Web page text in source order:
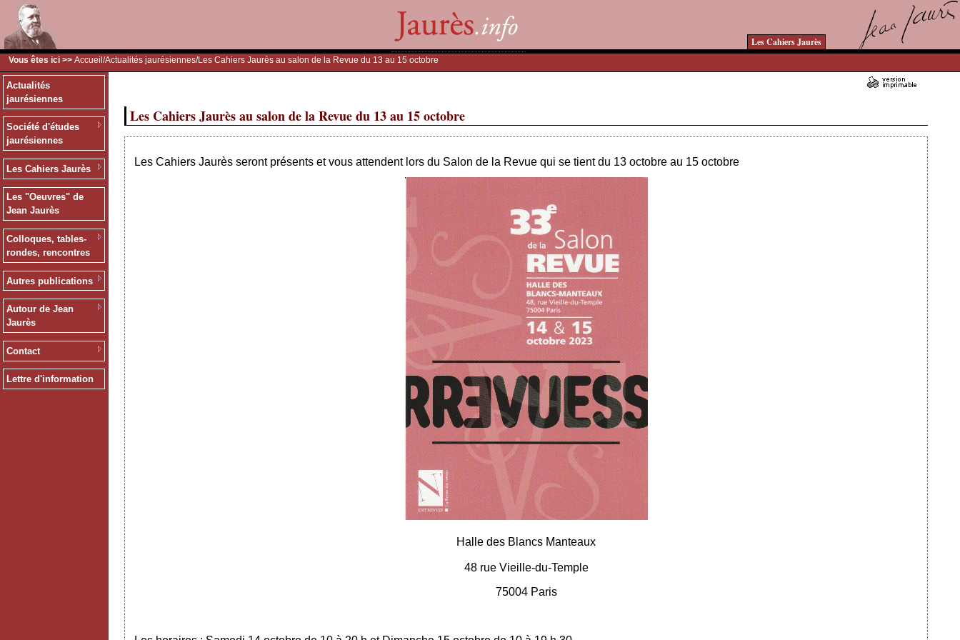
Les Cahiers Jaurès
Vous êtes ici >> Accueil /Actualités jaurésiennes/Les Cahiers Jaurès au salon de la Revue du 13 au 15 octobre
Actualités
jaurésiennes
Société d'études
jaurésiennes
Les Cahiers Jaurès
Les "Oeuvres" de
Jean Jaurès
Colloques, tables-
rondes, rencontres
Autres publications
Autour de Jean
Jaurès
Contact
Lettre d'information
Les Cahiers Jaurès au salon de la Revue du 13 au 15 octobre
Les Cahiers Jaurès seront présents et vous attendent lors du Salon de la Revue qui se tient du 13 octobre au 15 octobre
Halle des Blancs Manteaux
48 rue Vieille-du-Temple
75004 Paris